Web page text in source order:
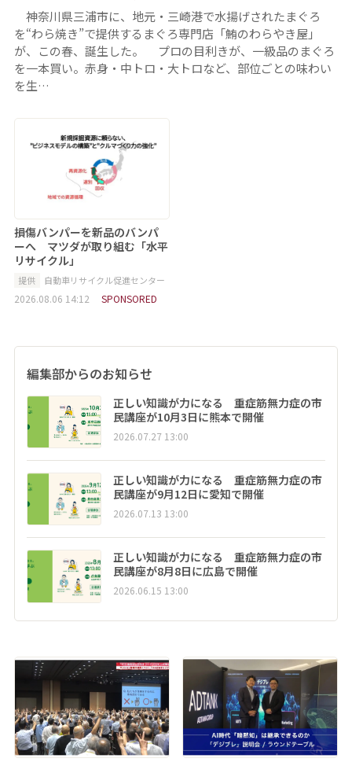
神奈川県三浦市に、地元・三崎港で水揚げされたまぐろ
を“わら焼き”で提供するまぐろ専門店「鮪のわらやき屋」
が、この春、誕生した。 プロの目利きが、一級品のまぐろ
を一本買い。赤身・中トロ・大トロなど、部位ごとの味わい
を生…
損傷バンパーを新品のバンパ
ーへ マツダが取り組む「水平
リサイクル」
提供 自動車リサイクル促進センター
2026.08.06 14:12 SPONSORED
編集部からのお知らせ
正しい知識が力になる 重症筋無力症の市
民講座が10月3日に熊本で開催
2026.07.27 13:00
正しい知識が力になる 重症筋無力症の市
民講座が9月12日に愛知で開催
2026.07.13 13:00
正しい知識が力になる 重症筋無力症の市
民講座が8月8日に広島で開催
2026.06.15 13:00